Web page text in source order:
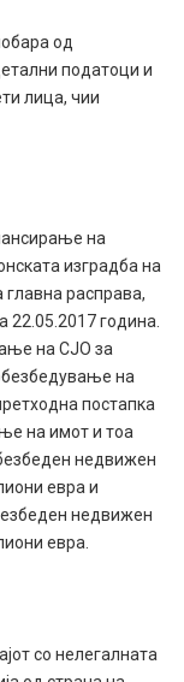
од
податоци и
лица, чии
на
изградба на
главна расправа,
22.05.2017 година.
на СЈО за
на
постапка
на имот и тоа
недвижен
евра и
недвижен
евра.
со нелегалната